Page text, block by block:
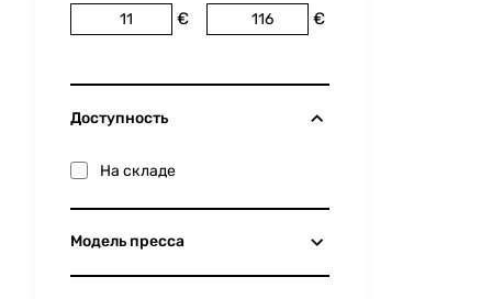
€ €
Доступность
На складе
Модель пресса